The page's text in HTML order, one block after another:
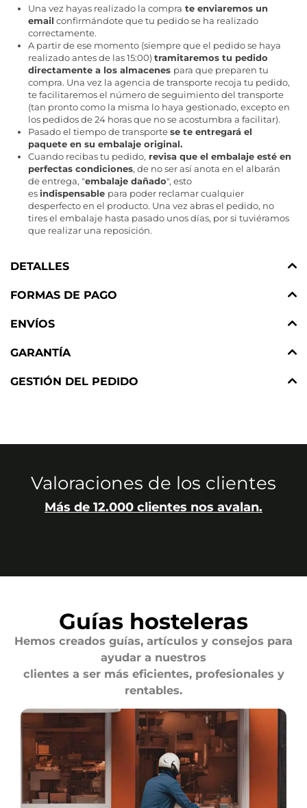
Una vez hayas realizado la compra te enviaremos un
email confirmándote que tu pedido se ha realizado
correctamente.
A partir de ese momento (siempre que el pedido se haya
realizado antes de las 15:00) tramitaremos tu pedido
directamente a los almacenes para que preparen tu
compra. Una vez la agencia de transporte recoja tu pedido,
te facilitaremos el número de seguimiento del transporte
(tan pronto como la misma lo haya gestionado, excepto en
los pedidos de 24 horas que no se acostumbra a facilitar).
Pasado el tiempo de transportese te entregará el
paquete en su embalaje original.
Cuando recibas tu pedido, revisa que el embalaje esté en
perfectas condiciones, de no ser así anota en el albarán
de entrega, "embalaje dañado", esto
esindispensable para poder reclamar cualquier
desperfecto en el producto. Una vez abras el pedido, no
tires el embalaje hasta pasado unos días, por si tuviéramos
que realizar una reposición.
DETALLES
FORMAS DE PAGO
ENVÍOS
GARANTÍA
GESTIÓN DEL PEDIDO
Valoraciones de los clientes
Más de 12.000 clientes nos avalan.
Guías hosteleras
Hemos creados guías, artículos y consejos para
ayudar a nuestros
clientes a ser más eficientes, profesionales y
rentables.